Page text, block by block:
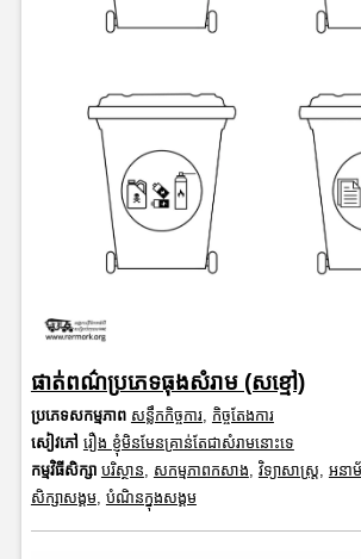
ផាត់ពណ៌ប្រភេទធុងសំរាម (សខ្មៅ)
ប្រភេទសកម្មភាព សន្លឹកកិច្ចការ, កិច្ចតែងការ
សៀវភៅ រឿង ខ្ញុំមិនមែនគ្រាន់តែជាសំរាមនោះទេ
កម្មវិធីសិក្សា បរិស្ថាន, សកម្មភាពកសាង, វិទ្យាសាស្រ្ត, អនា
សិក្សាសង្គម, បំណិនក្នុងសង្គម